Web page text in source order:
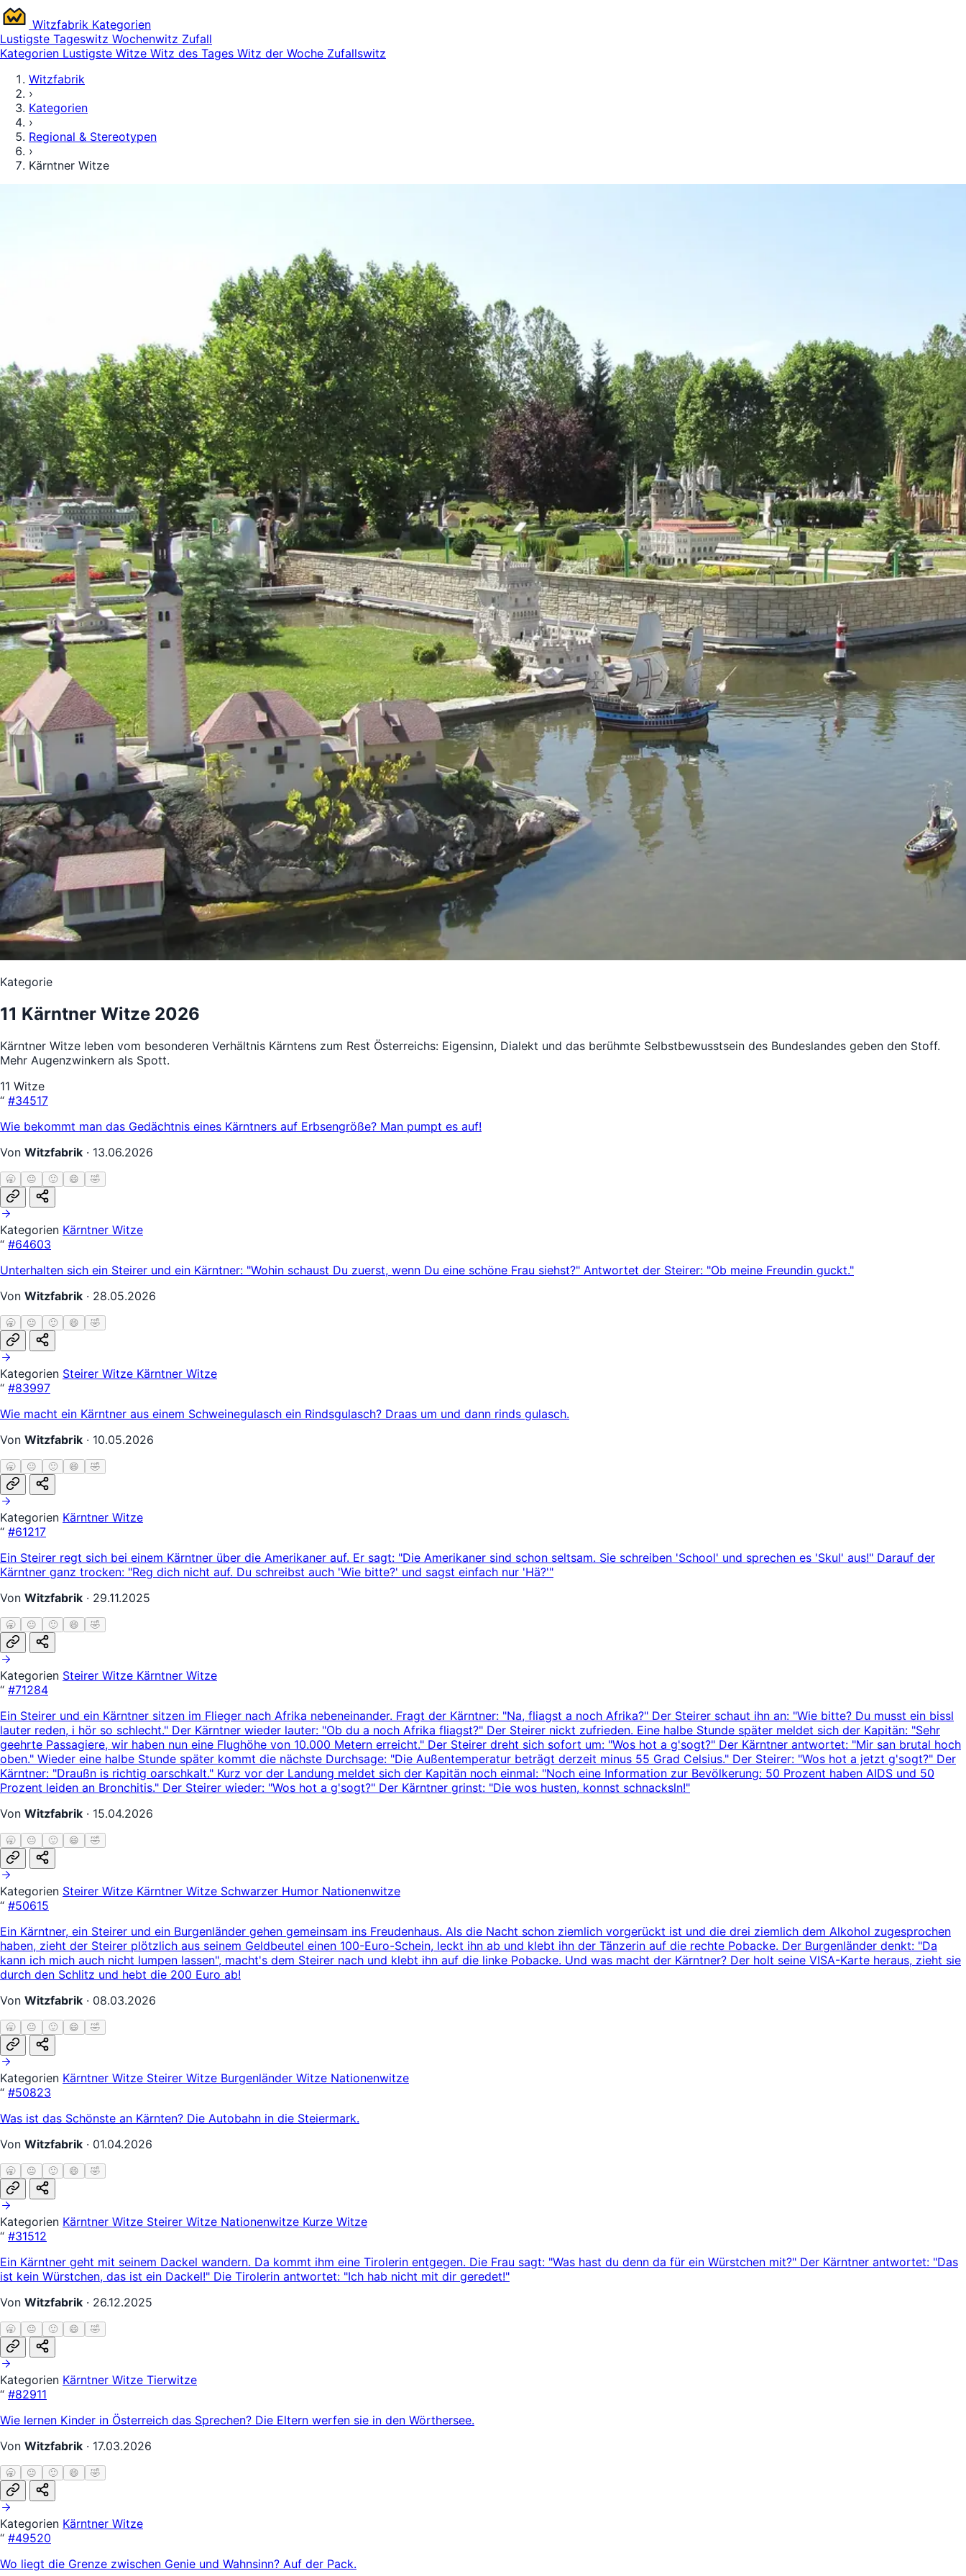
Witzfabrik Kategorien
Lustigste Tageswitz Wochenwitz Zufall
Kategorien Lustigste Witze Witz des Tages Witz der Woche Zufallswitz
Witzfabrik
›
Kategorien
›
Regional & Stereotypen
›
Kärntner Witze
Kategorie
11 Kärntner Witze 2026
Kärntner Witze leben vom besonderen Verhältnis Kärntens zum Rest Österreichs: Eigensinn, Dialekt und das berühmte Selbstbewusstsein des Bundeslandes geben den Stoff.
Mehr Augenzwinkern als Spott.
11 Witze
“ #34517
Wie bekommt man das Gedächtnis eines Kärntners auf Erbsengröße? Man pumpt es auf!
Von Witzfabrik · 13.06.2026
🥱 😐 🙂 😄 🤣
Kategorien Kärntner Witze
“ #64603
Unterhalten sich ein Steirer und ein Kärntner: "Wohin schaust Du zuerst, wenn Du eine schöne Frau siehst?" Antwortet der Steirer: "Ob meine Freundin guckt."
Von Witzfabrik · 28.05.2026
🥱 😐 🙂 😄 🤣
Kategorien Steirer Witze Kärntner Witze
“ #83997
Wie macht ein Kärntner aus einem Schweinegulasch ein Rindsgulasch? Draas um und dann rinds gulasch.
Von Witzfabrik · 10.05.2026
🥱 😐 🙂 😄 🤣
Kategorien Kärntner Witze
“ #61217
Ein Steirer regt sich bei einem Kärntner über die Amerikaner auf. Er sagt: "Die Amerikaner sind schon seltsam. Sie schreiben 'School' und sprechen es 'Skul' aus!" Darauf der
Kärntner ganz trocken: "Reg dich nicht auf. Du schreibst auch 'Wie bitte?' und sagst einfach nur 'Hä?'"
Von Witzfabrik · 29.11.2025
🥱 😐 🙂 😄 🤣
Kategorien Steirer Witze Kärntner Witze
“ #71284
Ein Steirer und ein Kärntner sitzen im Flieger nach Afrika nebeneinander. Fragt der Kärntner: "Na, fliagst a noch Afrika?" Der Steirer schaut ihn an: "Wie bitte? Du musst ein bissl
lauter reden, i hör so schlecht." Der Kärntner wieder lauter: "Ob du a noch Afrika fliagst?" Der Steirer nickt zufrieden. Eine halbe Stunde später meldet sich der Kapitän: "Sehr
geehrte Passagiere, wir haben nun eine Flughöhe von 10.000 Metern erreicht." Der Steirer dreht sich sofort um: "Wos hot a g'sogt?" Der Kärntner antwortet: "Mir san brutal hoch
oben." Wieder eine halbe Stunde später kommt die nächste Durchsage: "Die Außentemperatur beträgt derzeit minus 55 Grad Celsius." Der Steirer: "Wos hot a jetzt g'sogt?" Der
Kärntner: "Draußn is richtig oarschkalt." Kurz vor der Landung meldet sich der Kapitän noch einmal: "Noch eine Information zur Bevölkerung: 50 Prozent haben AIDS und 50
Prozent leiden an Bronchitis." Der Steirer wieder: "Wos hot a g'sogt?" Der Kärntner grinst: "Die wos husten, konnst schnacksln!"
Von Witzfabrik · 15.04.2026
🥱 😐 🙂 😄 🤣
Kategorien Steirer Witze Kärntner Witze Schwarzer Humor Nationenwitze
“ #50615
Ein Kärntner, ein Steirer und ein Burgenländer gehen gemeinsam ins Freudenhaus. Als die Nacht schon ziemlich vorgerückt ist und die drei ziemlich dem Alkohol zugesprochen
haben, zieht der Steirer plötzlich aus seinem Geldbeutel einen 100-Euro-Schein, leckt ihn ab und klebt ihn der Tänzerin auf die rechte Pobacke. Der Burgenländer denkt: "Da
kann ich mich auch nicht lumpen lassen", macht's dem Steirer nach und klebt ihn auf die linke Pobacke. Und was macht der Kärntner? Der holt seine VISA-Karte heraus, zieht sie
durch den Schlitz und hebt die 200 Euro ab!
Von Witzfabrik · 08.03.2026
🥱 😐 🙂 😄 🤣
Kategorien Kärntner Witze Steirer Witze Burgenländer Witze Nationenwitze
“ #50823
Was ist das Schönste an Kärnten? Die Autobahn in die Steiermark.
Von Witzfabrik · 01.04.2026
🥱 😐 🙂 😄 🤣
Kategorien Kärntner Witze Steirer Witze Nationenwitze Kurze Witze
“ #31512
Ein Kärntner geht mit seinem Dackel wandern. Da kommt ihm eine Tirolerin entgegen. Die Frau sagt: "Was hast du denn da für ein Würstchen mit?" Der Kärntner antwortet: "Das
ist kein Würstchen, das ist ein Dackel!" Die Tirolerin antwortet: "Ich hab nicht mit dir geredet!"
Von Witzfabrik · 26.12.2025
🥱 😐 🙂 😄 🤣
Kategorien Kärntner Witze Tierwitze
“ #82911
Wie lernen Kinder in Österreich das Sprechen? Die Eltern werfen sie in den Wörthersee.
Von Witzfabrik · 17.03.2026
🥱 😐 🙂 😄 🤣
Kategorien Kärntner Witze
“ #49520
Wo liegt die Grenze zwischen Genie und Wahnsinn? Auf der Pack.